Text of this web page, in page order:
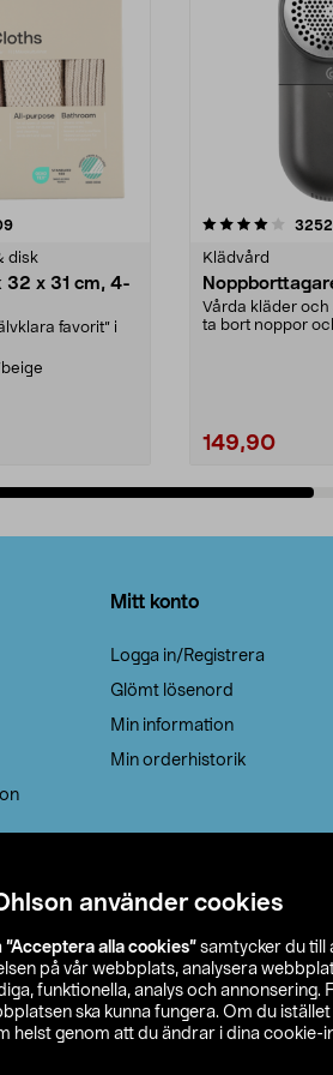
använder cookies
”Acceptera alla cookies” samtycker du till
på vår webbplats, analysera
funktionella, analys och
ska kunna fungera. Om du
helst genom att du ändrar i dina cookie-
recensioner
disk
32 x 31 cm, 4-
favorit” i
stjärnor 3252
Klädvård
Vårda kläder
ta bort noppor
149,90
4.5av
Mitt konto
Logga in/Registrera
Glömt lösenord
Min information
Min orderhistorik